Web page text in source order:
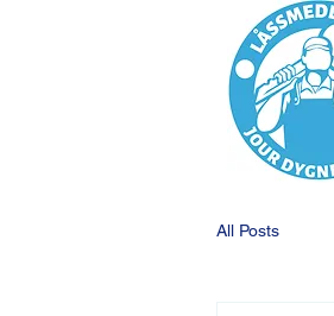
All Posts